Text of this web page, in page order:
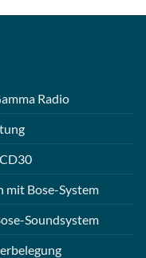
Radio
mit Bose-System
Soundsystem